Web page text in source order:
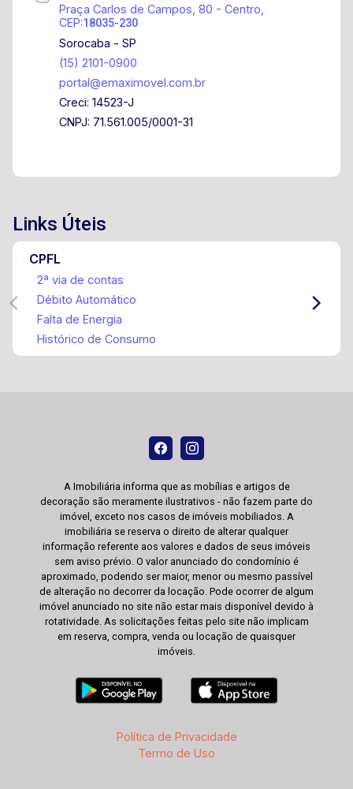
Praça Carlos de Campos, 80 - Centro,
CEP:18035-230
Sorocaba - SP
(15) 2101-0900
portal@emaximovel.com.br
Creci: 14523-J
CNPJ: 71.561.005/0001-31
Links Úteis
CPFL
2ª via de contas
Débito Automático
Falta de Energia
Histórico de Consumo
A Imobiliária informa que as mobílias e artigos de
decoração são meramente ilustrativos - não fazem parte do
imóvel, exceto nos casos de imóveis mobiliados. A
imobiliária se reserva o direito de alterar qualquer
informação referente aos valores e dados de seus imóveis
sem aviso prévio. O valor anunciado do condomínio é
aproximado, podendo ser maior, menor ou mesmo passível
de alteração no decorrer da locação. Pode ocorrer de algum
imóvel anunciado no site não estar mais disponível devido à
rotatividade. As solicitações feitas pelo site não implicam
em reserva, compra, venda ou locação de quaisquer
imóveis.
Política de Privacidade
Termo de Uso